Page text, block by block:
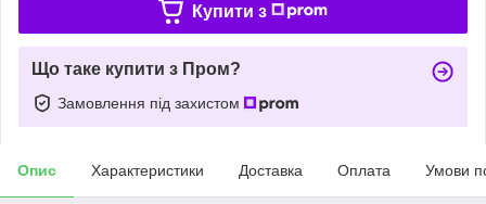
Купити з
Що таке купити з Пром?
Замовлення під захистом
Опис Характеристики Доставка Оплата Умови